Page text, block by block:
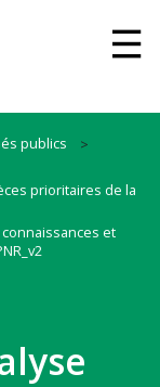
publics
prioritaires de la
connaissances et